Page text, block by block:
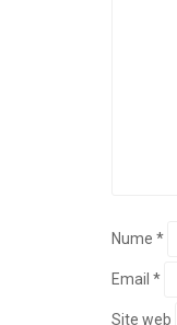
Nume *
Email *
Site web